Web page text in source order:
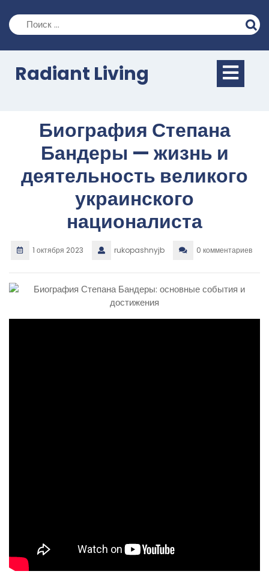
содержимому
Radiant Living
Биография Степана
Бандеры — жизнь и
деятельность великого
украинского
националиста
1 октября 2023 rukopashnyjb 0 комментариев